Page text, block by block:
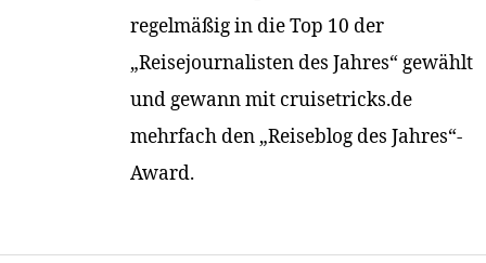
regelmäßig in die Top 10 der
„Reisejournalisten des Jahres“ gewählt
und gewann mit cruisetricks.de
mehrfach den „Reiseblog des Jahres“-
Award.